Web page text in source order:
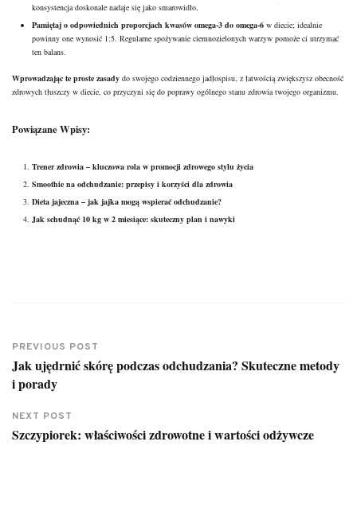
konsystencja doskonale nadaje się jako smarowidło,
Pamiętaj o odpowiednich proporcjach kwasów omega-3 do omega-6 w diecie; idealnie
powinny one wynosić 1:5. Regularne spożywanie ciemnozielonych warzyw pomoże ci utrzymać
ten balans.
Wprowadzając te proste zasady do swojego codziennego jadłospisu, z łatwością zwiększysz obecność
zdrowych tłuszczy w diecie, co przyczyni się do poprawy ogólnego stanu zdrowia twojego organizmu.
Powiązane Wpisy:
Trener zdrowia – kluczowa rola w promocji zdrowego stylu życia
Smoothie na odchudzanie: przepisy i korzyści dla zdrowia
Dieta jajeczna – jak jajka mogą wspierać odchudzanie?
Jak schudnąć 10 kg w 2 miesiące: skuteczny plan i nawyki
PREVIOUS POST
Jak ujędrnić skórę podczas odchudzania? Skuteczne metody
i porady
NEXT POST
Szczypiorek: właściwości zdrowotne i wartości odżywcze